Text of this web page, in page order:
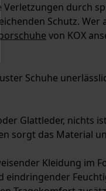
durch
Schutz. Wer
von KOX
Schuhe
Glattleder, nichts
sorgt das Material
Kleidung im
eindringender